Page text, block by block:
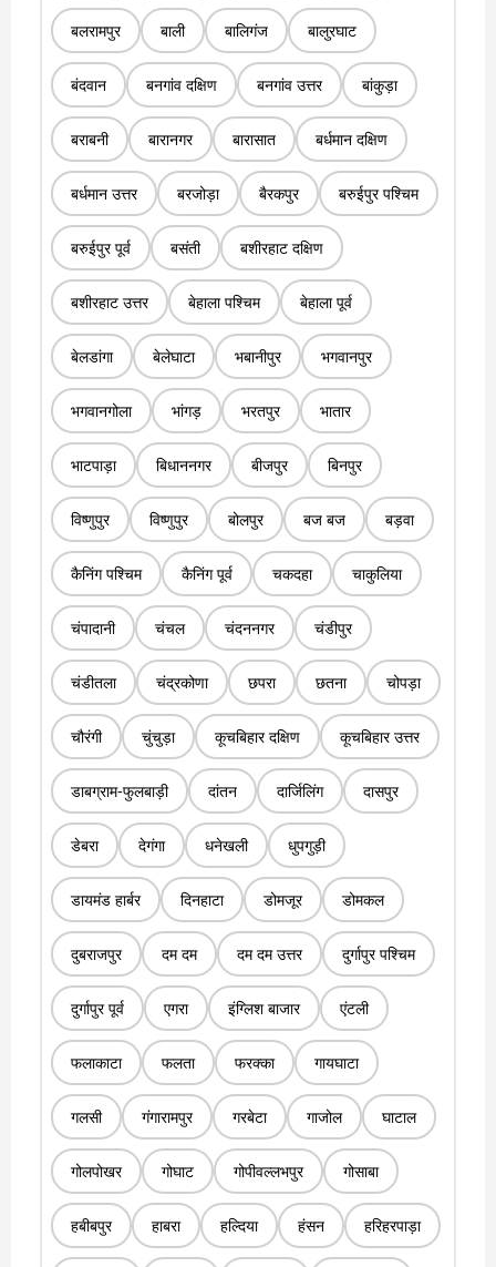
बलरामपुर बाली बालिगंज बालुरघाट
बंदवान बनगांव दक्षिण बनगांव उत्तर बांकुड़ा
बराबनी बारानगर बारासात बर्धमान दक्षिण
बर्धमान उत्तर बरजोड़ा बैरकपुर बरुईपुर पश्चिम
बरुईपुर पूर्व बसंती बशीरहाट दक्षिण
बशीरहाट उत्तर बेहाला पश्चिम बेहाला पूर्व
बेलडांगा बेलेघाटा भबानीपुर भगवानपुर
भगवानगोला भांगड़ भरतपुर भातार
भाटपाड़ा बिधाननगर बीजपुर बिनपुर
विष्णुपुर विष्णुपुर बोलपुर बज बज बड़वा
कैनिंग पश्चिम कैनिंग पूर्व चकदहा चाकुलिया
चंपादानी चंचल चंदननगर चंडीपुर
चंडीतला चंद्रकोणा छपरा छतना चोपड़ा
चौरंगी चुंचुड़ा कूचबिहार दक्षिण कूचबिहार उत्तर
डाबग्राम-फुलबाड़ी दांतन दार्जिलिंग दासपुर
डेबरा देगंगा धनेखली धुपगुड़ी
डायमंड हार्बर दिनहाटा डोमजूर डोमकल
दुबराजपुर दम दम दम दम उत्तर दुर्गापुर पश्चिम
दुर्गापुर पूर्व एगरा इंग्लिश बाजार एंटली
फलाकाटा फलता फरक्का गायघाटा
गलसी गंगारामपुर गरबेटा गाजोल घाटाल
गोलपोखर गोघाट गोपीवल्लभपुर गोसाबा
हबीबपुर हाबरा हल्दिया हंसन हरिहरपाड़ा